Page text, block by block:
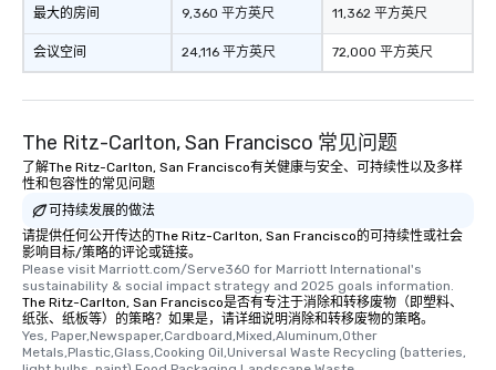
最大的房间
会议空间
9,360 平方英尺
24,116 平方英尺
11,362 平方英尺
72,000 平方英尺
The Ritz-Carlton, San Francisco 常见问题
了解The Ritz-Carlton, San Francisco有关健康与安全、可持续性以及多样
性和包容性的常见问题
可持续发展的做法
请提供任何公开传达的The Ritz-Carlton, San Francisco的可持续性或社会
影响目标/策略的评论或链接。
Please visit Marriott.com/Serve360 for Marriott International's
sustainability & social impact strategy and 2025 goals information.
The Ritz-Carlton, San Francisco是否有专注于消除和转移废物（即塑料、
纸张、纸板等）的策略？如果是，请详细说明消除和转移废物的策略。
Yes, Paper,Newspaper,Cardboard,Mixed,Aluminum,Other
Metals,Plastic,Glass,Cooking Oil,Universal Waste Recycling (batteries,